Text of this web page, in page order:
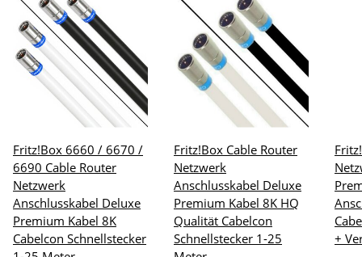
Fritz!Box 6660 / 6670 /
6690 Cable Router
Netzwerk
Anschlusskabel Deluxe
Premium Kabel 8K
Cabelcon Schnellstecker
Fritz!Box Cable Router
Netzwerk
Anschlusskabel Deluxe
Premium Kabel 8K HQ
Qualität Cabelcon
Schnellstecker 1-25
+